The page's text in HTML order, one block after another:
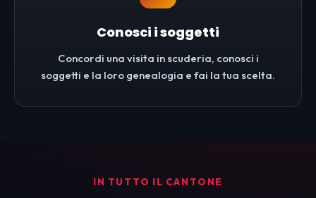
Conosci i soggetti
Concordi una visita in scuderia, conosci i
soggetti e la loro genealogia e fai la tua scelta.
IN TUTTO IL CANTONE